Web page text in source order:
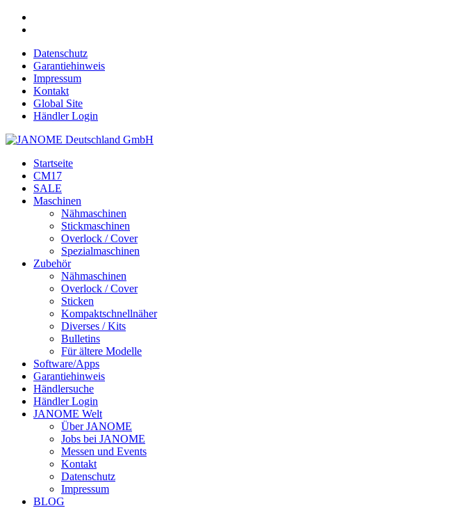
Datenschutz
Garantiehinweis
Impressum
Kontakt
Global Site
Händler Login
Startseite
CM17
SALE
Maschinen
Nähmaschinen
Stickmaschinen
Overlock / Cover
Spezialmaschinen
Zubehör
Nähmaschinen
Overlock / Cover
Sticken
Kompaktschnellnäher
Diverses / Kits
Bulletins
Für ältere Modelle
Software/Apps
Garantiehinweis
Händlersuche
Händler Login
JANOME Welt
Über JANOME
Jobs bei JANOME
Messen und Events
Kontakt
Datenschutz
Impressum
BLOG